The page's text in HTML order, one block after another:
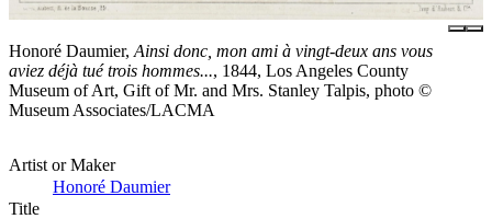
Honoré Daumier, Ainsi donc, mon ami à vingt-deux ans vous
aviez déjà tué trois hommes..., 1844, Los Angeles County
Museum of Art, Gift of Mr. and Mrs. Stanley Talpis, photo ©
Museum Associates/LACMA
Artist or Maker
Honoré Daumier
Title